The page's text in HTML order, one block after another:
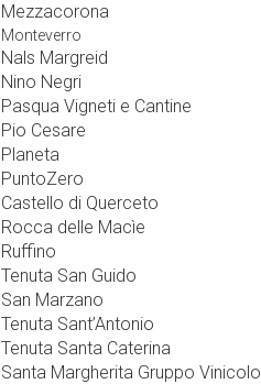
Mezzacorona
Monteverro
Nals Margreid
Nino Negri
Pasqua Vigneti e Cantine
Pio Cesare
Planeta
PuntoZero
Castello di Querceto
Rocca delle Macìe
Ruffino
Tenuta San Guido
San Marzano
Tenuta Sant’Antonio
Tenuta Santa Caterina
Santa Margherita Gruppo Vinicolo